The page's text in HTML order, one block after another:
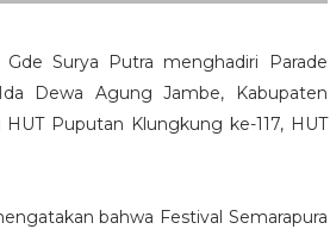
Surya Putra menghadiri Parade
Dewa Agung Jambe, Kabupaten
Puputan Klungkung ke-117, HUT
bahwa Festival Semarapura